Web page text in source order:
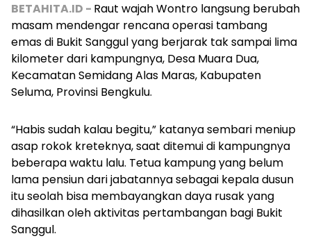
BETAHITA.ID - Raut wajah Wontro langsung berubah
masam mendengar rencana operasi tambang
emas di Bukit Sanggul yang berjarak tak sampai lima
kilometer dari kampungnya, Desa Muara Dua,
Kecamatan Semidang Alas Maras, Kabupaten
Seluma, Provinsi Bengkulu.
“Habis sudah kalau begitu,” katanya sembari meniup
asap rokok kreteknya, saat ditemui di kampungnya
beberapa waktu lalu. Tetua kampung yang belum
lama pensiun dari jabatannya sebagai kepala dusun
itu seolah bisa membayangkan daya rusak yang
dihasilkan oleh aktivitas pertambangan bagi Bukit
Sanggul.